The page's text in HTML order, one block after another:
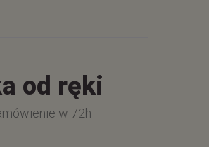
od ręki
w 72h